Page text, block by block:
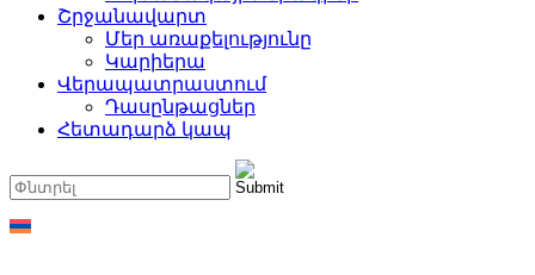
Շրջանավարտ
Մեր առաքելությունը
Կարիերա
Վերապատրաստում
Դասընթացներ
Հետադարձ կապ